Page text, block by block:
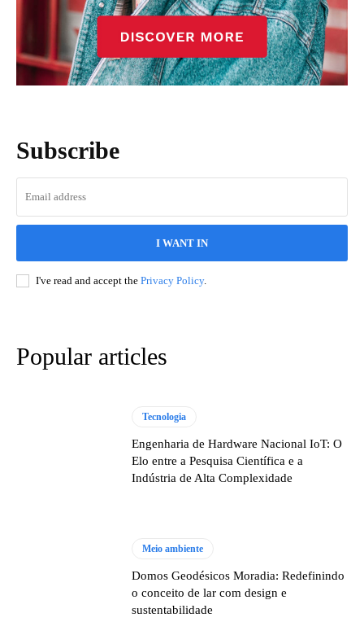
Subscribe
I WANT IN
I've read and accept the Privacy Policy.
Popular articles
Tecnologia
Engenharia de Hardware Nacional IoT: O
Elo entre a Pesquisa Científica e a
Indústria de Alta Complexidade
Meio ambiente
Domos Geodésicos Moradia: Redefinindo
o conceito de lar com design e
sustentabilidade